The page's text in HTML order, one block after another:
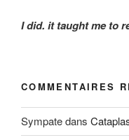
I did. it taught me to
COMMENTAIRES
Sympatedans